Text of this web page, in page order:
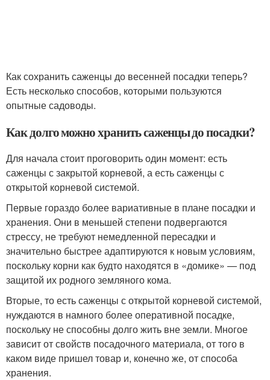
Как сохранить саженцы до весенней посадки теперь?
Есть несколько способов, которыми пользуются
опытные садоводы.
Как долго можно хранить саженцы до посадки?
Для начала стоит проговорить один момент: есть
саженцы с закрытой корневой, а есть саженцы с
открытой корневой системой.
Первые гораздо более вариативные в плане посадки и
хранения. Они в меньшей степени подвергаются
стрессу, не требуют немедленной пересадки и
значительно быстрее адаптируются к новым условиям,
поскольку корни как будто находятся в «домике» — под
защитой их родного земляного кома.
Вторые, то есть саженцы с открытой корневой системой,
нуждаются в намного более оперативной посадке,
поскольку не способны долго жить вне земли. Многое
зависит от свойств посадочного материала, от того в
каком виде пришел товар и, конечно же, от способа
хранения.